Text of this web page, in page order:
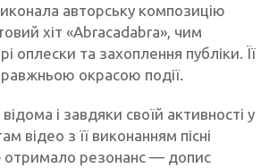
авторську композицію
хіт «Abracadabra», чим
оплески та захоплення публіки. Її
окрасою події.
і завдяки своїй активності у
відео з її виконанням пісні
отримало резонанс — допис